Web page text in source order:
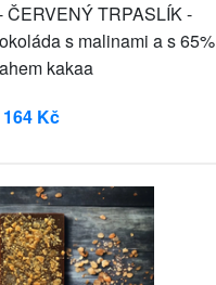
ČERVENÝ TRPASLÍK -
s malinami a s 65%
kakaa
164 Kč